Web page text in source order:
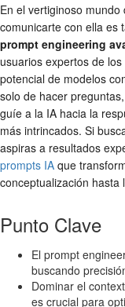
En el vertiginoso
comunicarte con ella es
prompt engineering
usuarios expertos de
potencial de modelos
solo de hacer
guíe a la IA hacia la
más intrincados. Si
aspiras a resultados
prompts IA que
conceptualización hasta
Punto Clave
El prompt
buscando
Dominar el
es crucial para